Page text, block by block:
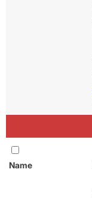
Name